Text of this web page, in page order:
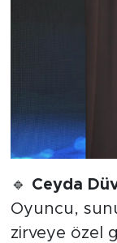
🔹 Ceyda
Oyuncu,
zirveye özel